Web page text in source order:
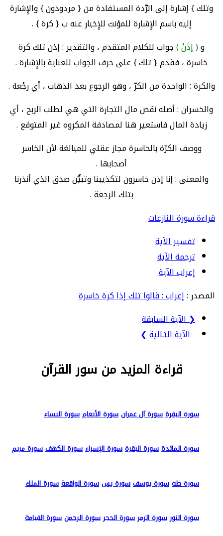
وتلك } إشارة إلى الرَّدة المستفادة من { مردودون } والإِشارة
إليه باسم الإِشارة للمؤنث للإِخبار عنه ب { كرة } .
و( إذَنْ )جواب للكلام المتقدم ، والتقدير : إذن تلك كرة
خاسرة ، فقدم { تلك } على حرف الجواب للعناية بالإِشارة .
والكرة : الواحدة من الكرّ ، وهو الرجوع بعد الذهاب ، أي رجْعة .
والخسران : أصله نقص مال التجارة التي هي لطلب الربح ، أي
زيادة المال فاستعير هنا لمصادفة المكروه غير المتوقع .
ووصف الكرّة بالخاسرة مجاز عقلي للمبالغة لأن الخاسر
أصحابها .
والمعنى : إنا إذن خاسرون لتكذيبنا وتبيُّن صدق الذي أنذرنا
بتلك الرجعة .
قراءة سورة النازعات
تفسير الآية
ترجمة الآية
إعراب الآية
المصدر :إعراب : قالوا تلك إذا كرة خاسرة
❮ الآية السابقة
الآية التـالية ❯
قراءة المزيد من سور القرآن
سورة البقرة سورة آل عمران سورة الأنعام سورة النساء
سورة المائدة سورة البقرة سورة الإسراء سورة الكهف سورة مريم
سورة طه سورة يوسف سورة يس سورة الواقعة سورة الملك
سورة النور سورة الزمر سورة الحجر سورة الرحمن سورة القيامة